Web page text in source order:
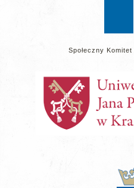
Społeczny